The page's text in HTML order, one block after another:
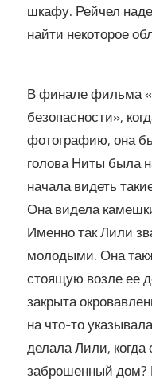
шкафу. Рейчел
найти некоторое
В финале фильма
безопасности»,
фотографию, она
голова Ниты была
начала видеть
Она видела
Именно так Лили
молодыми. Она
стоящую возле ее
закрыта
на что-то
делала Лили,
заброшенный